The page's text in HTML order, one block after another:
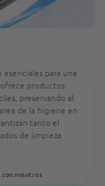
para una
ofrece productos
preservando al
de la higiene en
tanto el
de limpieza
nosotros